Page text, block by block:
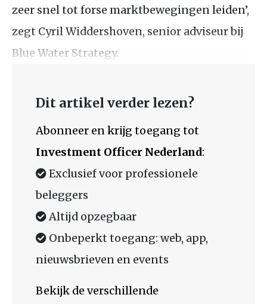
zeer snel tot forse marktbewegingen leiden’,
zegt Cyril Widdershoven, senior adviseur bij
Blue Water Strategy.
Dit artikel verder lezen?
Abonneer en krijg toegang tot
Investment Officer Nederland:
Exclusief voor professionele
beleggers
Altijd opzegbaar
Onbeperkt toegang: web, app,
nieuwsbrieven en events
Bekijk de verschillende